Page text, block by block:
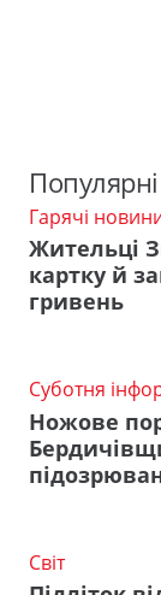
Гарячі
Жительці
картку й
гривень
Суботня
Ножове
Світ